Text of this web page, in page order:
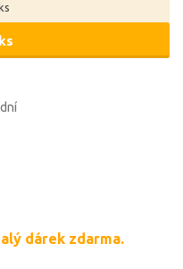
dárek zdarma.